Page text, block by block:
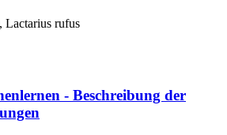
- Beschreibung der